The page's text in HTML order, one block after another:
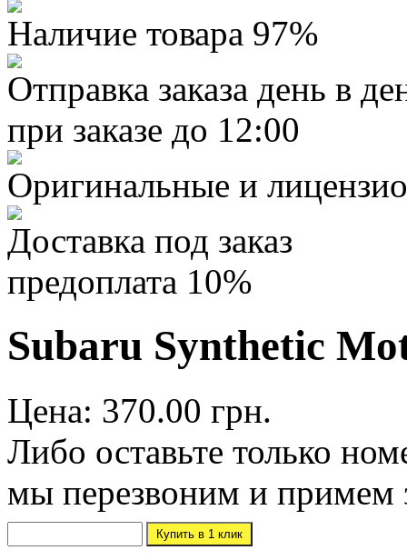
Наличие товара 97%
Отправка заказа день в
при заказе до 12:00
Оригинальные и
Доставка под заказ
предоплата 10%
Subaru Synthetic
Цена: 370.00 грн.
Либо оставьте только
мы перезвоним и примем